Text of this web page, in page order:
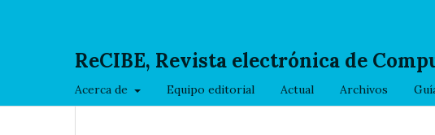
ReCIBE, Revista electrónica de
Acerca de Equipo editorial Actual Archivos